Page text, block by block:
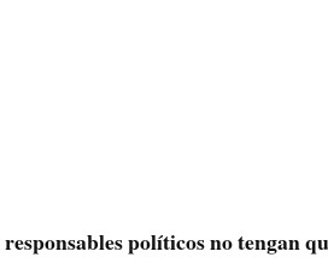
políticos no tengan